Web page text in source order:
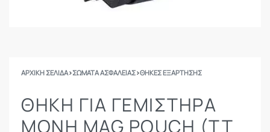
ΑΡΧΙΚΉ ΣΕΛΊΔΑ›ΣΩΜΑΤΑ ΑΣΦΑΛΕΙΑΣ›ΘΉΚΕΣ ΕΞΆΡΤΗΣΗΣ
ΘΉΚΗ ΓΙΑ ΓΕΜΙΣΤΉΡΑ
ΜΟΝΉ MAG POUCH (TT